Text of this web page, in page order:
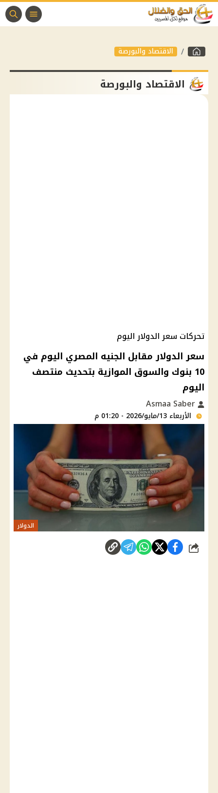
الاقتصاد والبورصة
الاقتصاد والبورصة
تحركات سعر الدولار اليوم
سعر الدولار مقابل الجنيه المصري اليوم في
10 بنوك والسوق الموازية بتحديث منتصف
اليوم
الأربعاء 13/مايو/2026 - 01:20 م
الدولار
شارك